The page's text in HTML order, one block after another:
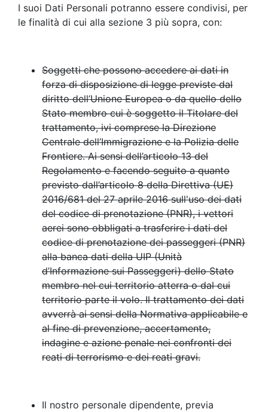
I suoi Dati Personali potranno essere condivisi, per
le finalità di cui alla sezione 3 più sopra, con:
Soggetti che possono accedere ai dati in
forza di disposizione di legge previste dal
diritto dell’Unione Europea o da quello dello
Stato membro cui è soggetto il Titolare del
trattamento, ivi comprese la Direzione
Centrale dell’Immigrazione e la Polizia delle
Frontiere. Ai sensi dell’articolo 13 del
Regolamento e facendo seguito a quanto
previsto dall’articolo 8 della Direttiva (UE)
2016/681 del 27 aprile 2016 sull'uso dei dati
del codice di prenotazione (PNR), i vettori
aerei sono obbligati a trasferire i dati del
codice di prenotazione dei passeggeri (PNR)
alla banca dati della UIP (Unità
d’Informazione sui Passeggeri) dello Stato
membro nel cui territorio atterra o dal cui
territorio parte il volo. Il trattamento dei dati
avverrà ai sensi della Normativa applicabile e
al fine di prevenzione, accertamento,
indagine e azione penale nei confronti dei
reati di terrorismo e dei reati gravi.
Il nostro personale dipendente, previa